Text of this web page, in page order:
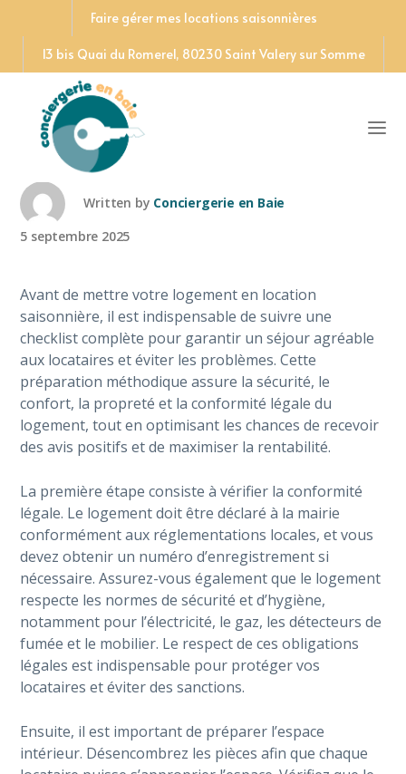
Faire gérer mes locations saisonnières
13 bis Quai du Romerel, 80230 Saint Valery sur Somme
Checklist avant la mise en
location de votre bien
Written by Conciergerie en Baie
5 septembre 2025
Avant de mettre votre logement en location
saisonnière, il est indispensable de suivre une
checklist complète pour garantir un séjour agréable
aux locataires et éviter les problèmes. Cette
préparation méthodique assure la sécurité, le
confort, la propreté et la conformité légale du
logement, tout en optimisant les chances de recevoir
des avis positifs et de maximiser la rentabilité.
La première étape consiste à vérifier la conformité
légale. Le logement doit être déclaré à la mairie
conformément aux réglementations locales, et vous
devez obtenir un numéro d’enregistrement si
nécessaire. Assurez-vous également que le logement
respecte les normes de sécurité et d’hygiène,
notamment pour l’électricité, le gaz, les détecteurs de
fumée et le mobilier. Le respect de ces obligations
légales est indispensable pour protéger vos
locataires et éviter des sanctions.
Ensuite, il est important de préparer l’espace
intérieur. Désencombrez les pièces afin que chaque